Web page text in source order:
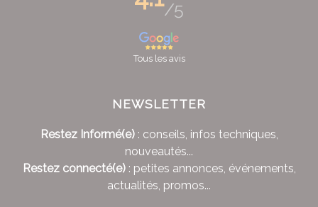
/5
Tous les avis
NEWSLETTER
Restez Informé(e): conseils, infos techniques,
nouveautés...
Restez connecté(e): petites annonces, événements,
actualités, promos...